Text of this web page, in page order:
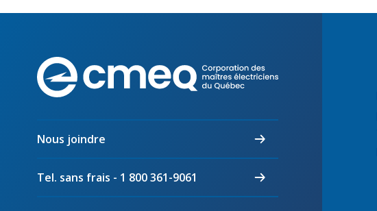
des
Nous joindre
Tel. sans frais - 1 800 361-9061